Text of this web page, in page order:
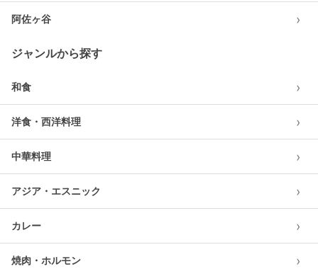
阿佐ヶ谷 ›
ジャンルから探す
和食 ›
洋食・西洋料理 ›
中華料理 ›
アジア・エスニック ›
カレー ›
焼肉・ホルモン ›